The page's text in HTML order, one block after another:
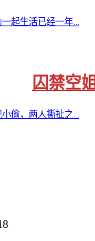
起生活已经一年...
囚禁空姐
偷，两人撕扯之...